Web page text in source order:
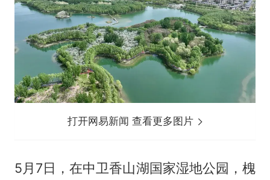
打开网易新闻 查看更多图片
5月7日，在中卫香山湖国家湿地公园，槐